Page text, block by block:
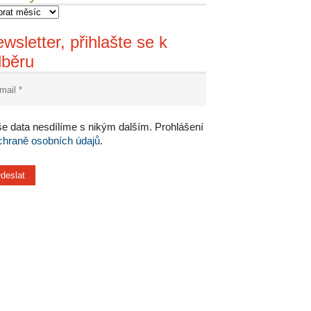
přihlašte se k
data nesdílíme s nikým dalším. Prohlášení
osobních údajů.